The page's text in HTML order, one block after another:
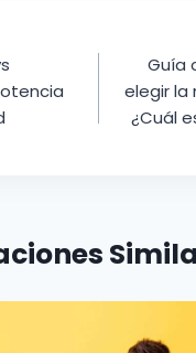
Guía
elegir la
¿Cuál